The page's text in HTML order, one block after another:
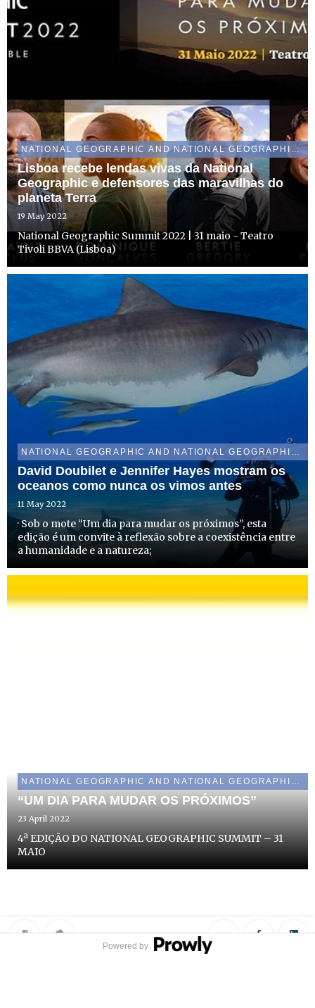
NATIONAL GEOGRAPHIC AND NATIONAL GEOGRAPHIC WILD
Lisboa recebe lendas vivas da National
Geographic e defensores das maravilhas do
planeta Terra
19 May 2022
National Geographic Summit 2022 | 31 maio - Teatro
Tivoli BBVA (Lisboa)
NATIONAL GEOGRAPHIC AND NATIONAL GEOGRAPHIC WILD
David Doubilet e Jennifer Hayes mostram os
oceanos como nunca os vimos antes
11 May 2022
· Sob o mote “Um dia para mudar os próximos”, esta
edição é um convite à reflexão sobre a coexistência entre
a humanidade e a natureza;
NATIONAL GEOGRAPHIC AND NATIONAL GEOGRAPHIC WILD
“UM DIA PARA MUDAR OS PRÓXIMOS”
23 April 2022
4ª EDIÇÃO DO NATIONAL GEOGRAPHIC SUMMIT – 31
MAIO
Powered by